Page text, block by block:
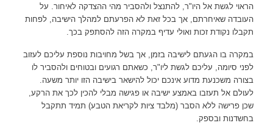
הראוי לגשת אל היו"ר, להתנצל ולהסביר מהי ההצדקה לאיחור. על
העובדה שאיחרתם, אך בכל זאת לא הפרעתם למהלך הישיבה, לפחות
תקבלו נקודת זכות ואולי עדיף במקרה הזה להסתפק בכך.
במקרה בו הגעתם לישיבה בזמן, אך בשל מחויבות נוספת עליכם לעזוב
לפני סיומה, עליכם לגשת ליו"ר, כשאתם רגועים ובטוחים ולהסביר לו
בצורה משכנעת מדוע אינכם יכול להישאר בישיבה הזו יותר משעה.
לעולם אל תעזבו באמצע ישיבה או פגישה מבלי להכין לכך את הרקע,
שכן פרישה ללא הסבר (מלבד ציות לקריאת הטבע) תמיד תתקבל
בחשדנות ובספק.
לשאלות
נגישות
בדוא"ל
accessibility@ereznet.co.il